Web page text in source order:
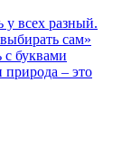
у всех разный.
сам»
с буквами
– это